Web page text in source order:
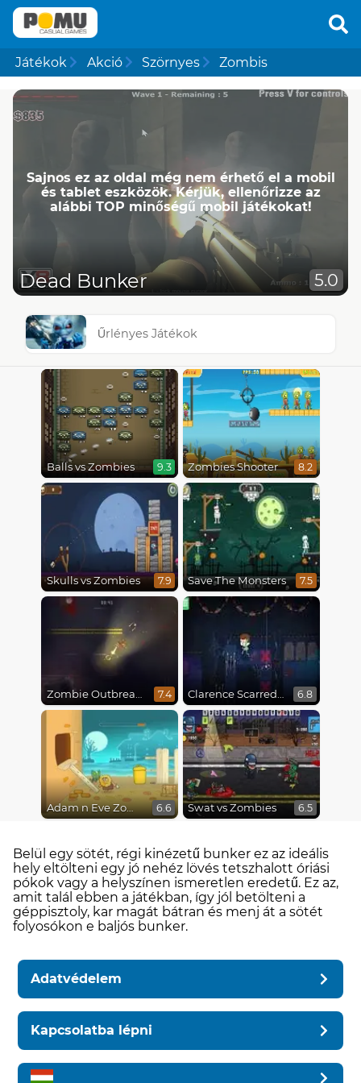
Játékok Akció Szörnyes Zombis
Sajnos ez az oldal még nem érhető el a mobil
és tablet eszközök. Kérjük, ellenőrizze az
alábbi TOP minőségű mobil játékokat!
Dead Bunker 5.0
Űrlényes Játékok
Balls vs Zombies 9.3 Zombies Shooter 8.2
Skulls vs Zombies 7.9 Save The Monsters 7.5
Zombie Outbreak Arena 7.4 Clarence Scarred Silly 6.8
Adam n Eve Zombies 6.6 Swat vs Zombies 6.5
Belül egy sötét, régi kinézetű bunker ez az ideális
hely eltölteni egy jó nehéz lövés tetszhalott óriási
pókok vagy a helyszínen ismeretlen eredetű. Ez az,
amit talál ebben a játékban, így jól betölteni a
géppisztoly, kar magát bátran és menj át a sötét
folyosókon e baljós bunker.
Adatvédelem
Kapcsolatba lépni